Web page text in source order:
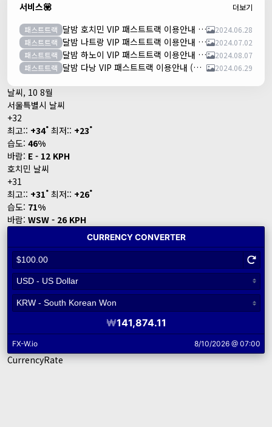
서비스💟 더보기
패스트트랙 달밤 호치민 VIP 패스트트랙 이용안내 (떤션넛공항)
2024.06.28
패스트트랙
달밤 나트랑 VIP 패스트트랙 이용안내 (깜란공항)
2024.07.02
패스트트랙
달밤 하노이 VIP 패스트트랙 이용안내 (노이바이공항)
2024.08.07
패스트트랙
달밤 다낭 VIP 패스트트랙 이용안내 (다낭국제공항) 2024.06.29
날씨, 10 8월
서울특별시 날씨
+32
최고:: +34° 최저:: +23°
습도: 46%
바람: E - 12 KPH
호치민 날씨
+31
최고:: +31° 최저:: +26°
습도: 71%
바람: WSW - 26 KPH
CurrencyRate